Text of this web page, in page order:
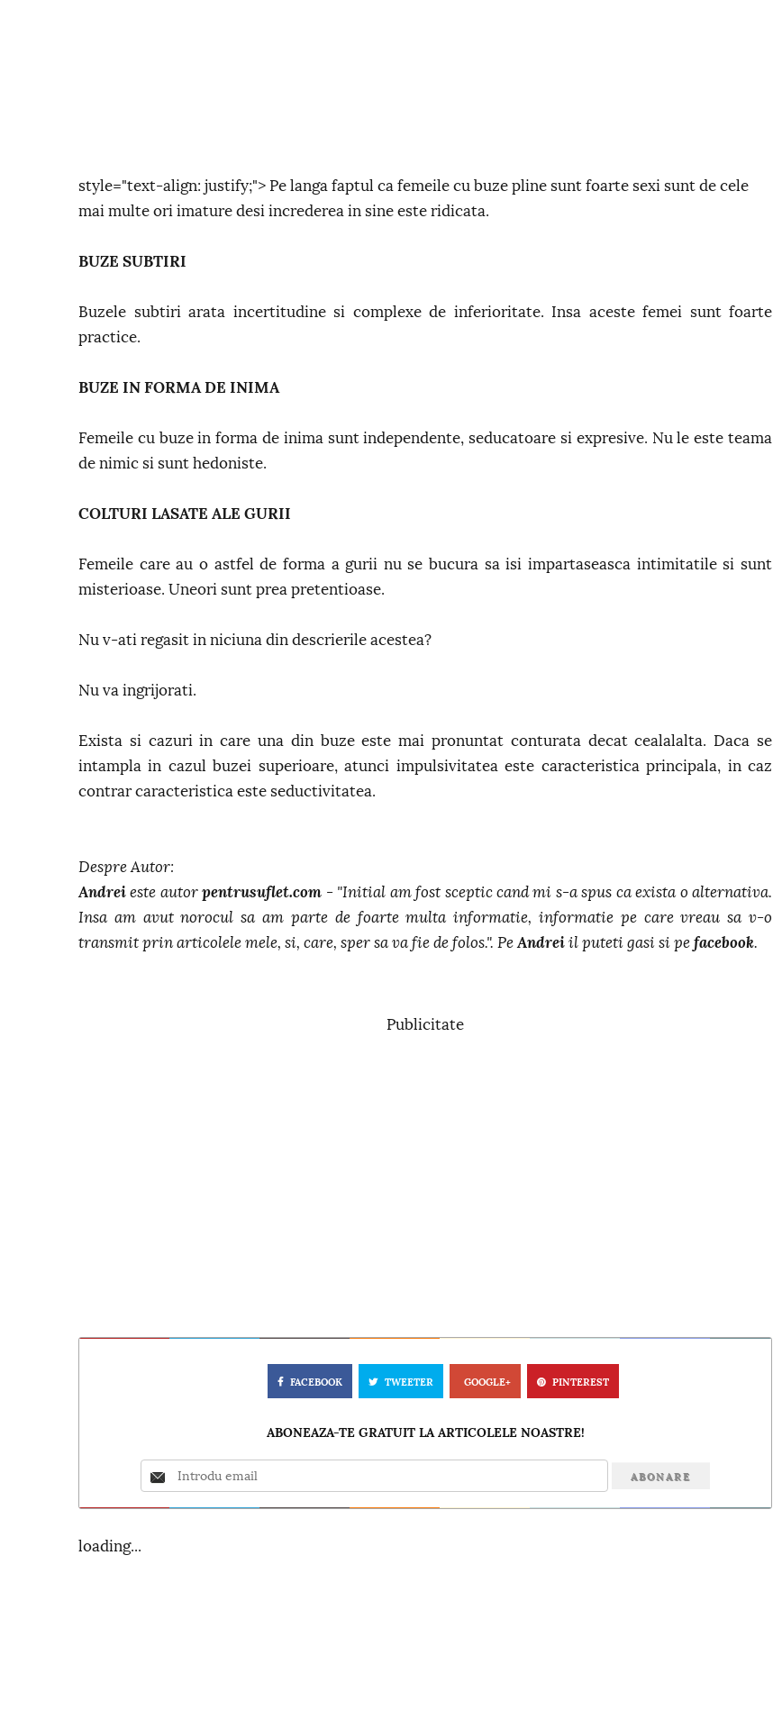
style="text-align: justify;"> Pe langa faptul ca femeile cu buze pline sunt foarte sexi sunt de cele
mai multe ori imature desi increderea in sine este ridicata.
BUZE SUBTIRI
Buzele subtiri arata incertitudine si complexe de inferioritate. Insa aceste femei sunt foarte
practice.
BUZE IN FORMA DE INIMA
Femeile cu buze in forma de inima sunt independente, seducatoare si expresive. Nu le este teama
de nimic si sunt hedoniste.
COLTURI LASATE ALE GURII
Femeile care au o astfel de forma a gurii nu se bucura sa isi impartaseasca intimitatile si sunt
misterioase. Uneori sunt prea pretentioase.
Nu v-ati regasit in niciuna din descrierile acestea?
Nu va ingrijorati.
Exista si cazuri in care una din buze este mai pronuntat conturata decat cealalalta. Daca se
intampla in cazul buzei superioare, atunci impulsivitatea este caracteristica principala, in caz
contrar caracteristica este seductivitatea.
Despre Autor:
Andrei este autorpentrusuflet.com - "Initial am fost sceptic cand mi s-a spus ca exista o alternativa.
Insa am avut norocul sa am parte de foarte multa informatie, informatie pe care vreau sa v-o
transmit prin articolele mele, si, care, sper sa va fie de folos.". Pe Andrei il puteti gasi si pe facebook.
Publicitate
FACEBOOK TWEETER GOOGLE+ PINTEREST
ABONEAZA-TE GRATUIT LA ARTICOLELE NOASTRE!
loading...